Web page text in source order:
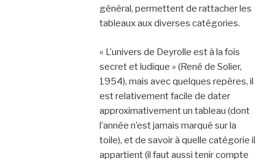
général, permettent de rattacher les
tableaux aux diverses catégories.
« L’univers de Deyrolle est à la fois
secret et ludique » (René de Solier,
1954), mais avec quelques repères, il
est relativement facile de dater
approximativement un tableau (dont
l’année n’est jamais marqué sur la
toile), et de savoir à quelle catégorie il
appartient (il faut aussi tenir compte